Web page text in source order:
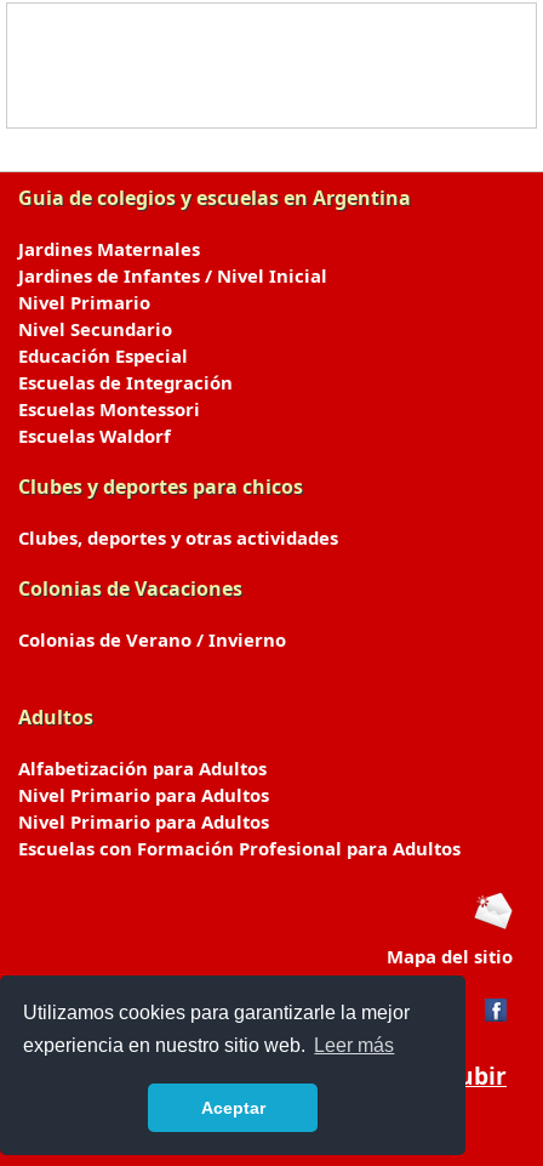
Utilizamos cookies para garantizarle la mejor
experiencia en nuestro sitio web.
Leer más
Aceptar
Guia de colegios y escuelas en Argentina
Jardines Maternales
Jardines de Infantes / Nivel Inicial
Nivel Primario
Nivel Secundario
Educación Especial
Escuelas de Integración
Escuelas Montessori
Escuelas Waldorf
Clubes y deportes para chicos
Clubes, deportes y otras actividades
Colonias de Vacaciones
Colonias de Verano / Invierno
Adultos
Alfabetización para Adultos
Nivel Primario para Adultos
Nivel Primario para Adultos
Escuelas con Formación Profesional para Adultos
Mapa del sitio
Subir